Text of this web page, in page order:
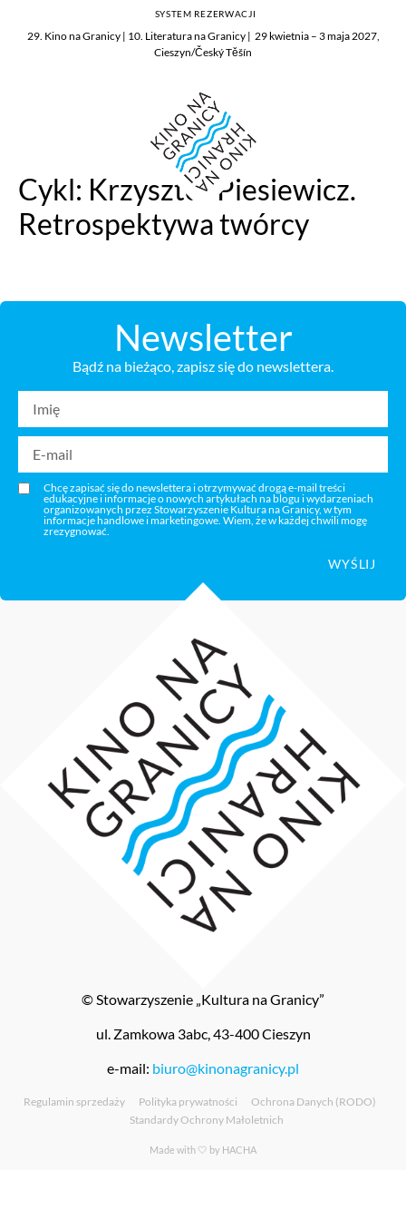
29. Kino na Granicy | 10. Literatura na Granicy | 29 kwietnia – 3 maja 2027,
Cieszyn/Český Těšín
SYSTEM REZERWACJI
Cykl: Krzysztof Piesiewicz.
Retrospektywa twórcy
Newsletter
Bądź na bieżąco, zapisz się do newslettera.
Chcę zapisać się do newslettera i otrzymywać drogą e-mail treści
edukacyjne i informacje o nowych artykułach na blogu i wydarzeniach
organizowanych przez Stowarzyszenie Kultura na Granicy, w tym
informacje handlowe i marketingowe. Wiem, że w każdej chwili mogę
zrezygnować.
WYŚLIJ
© Stowarzyszenie „Kultura na Granicy”
ul. Zamkowa 3abc, 43-400 Cieszyn
e-mail: biuro@kinonagranicy.pl
Regulamin sprzedaży Polityka prywatności
Ochrona Danych (RODO)
Standardy Ochrony Małoletnich
Made with 🤍 by HACHA